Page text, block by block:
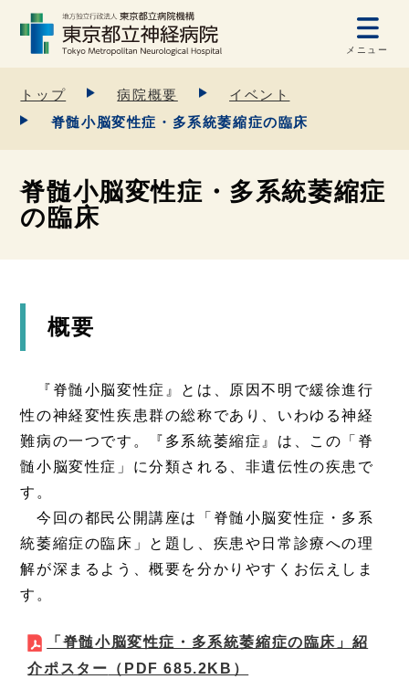
メニュー
トップ 病院概要
イベント
脊髄小脳変性症・多系統萎縮症の臨床
脊髄小脳変性症・多系統萎縮症
の臨床
概要
『脊髄小脳変性症』とは、原因不明で緩徐進行
性の神経変性疾患群の総称であり、いわゆる神経
難病の一つです。『多系統萎縮症』は、この「脊
髄小脳変性症」に分類される、非遺伝性の疾患で
す。
今回の都民公開講座は「脊髄小脳変性症・多系
統萎縮症の臨床」と題し、疾患や日常診療への理
解が深まるよう、概要を分かりやすくお伝えしま
す。
「脊髄小脳変性症・多系統萎縮症の臨床」紹
介ポスター （PDF 685.2KB）